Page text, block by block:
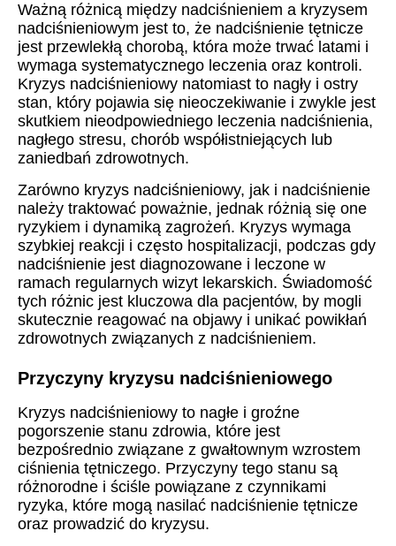
Ważną różnicą między nadciśnieniem a kryzysem
nadciśnieniowym jest to, że nadciśnienie tętnicze
jest przewlekłą chorobą, która może trwać latami i
wymaga systematycznego leczenia oraz kontroli.
Kryzys nadciśnieniowy natomiast to nagły i ostry
stan, który pojawia się nieoczekiwanie i zwykle jest
skutkiem nieodpowiedniego leczenia nadciśnienia,
nagłego stresu, chorób współistniejących lub
zaniedbań zdrowotnych.
Zarówno kryzys nadciśnieniowy, jak i nadciśnienie
należy traktować poważnie, jednak różnią się one
ryzykiem i dynamiką zagrożeń. Kryzys wymaga
szybkiej reakcji i często hospitalizacji, podczas gdy
nadciśnienie jest diagnozowane i leczone w
ramach regularnych wizyt lekarskich. Świadomość
tych różnic jest kluczowa dla pacjentów, by mogli
skutecznie reagować na objawy i unikać powikłań
zdrowotnych związanych z nadciśnieniem.
Przyczyny kryzysu nadciśnieniowego
Kryzys nadciśnieniowy to nagłe i groźne
pogorszenie stanu zdrowia, które jest
bezpośrednio związane z gwałtownym wzrostem
ciśnienia tętniczego. Przyczyny tego stanu są
różnorodne i ściśle powiązane z czynnikami
ryzyka, które mogą nasilać nadciśnienie tętnicze
oraz prowadzić do kryzysu.